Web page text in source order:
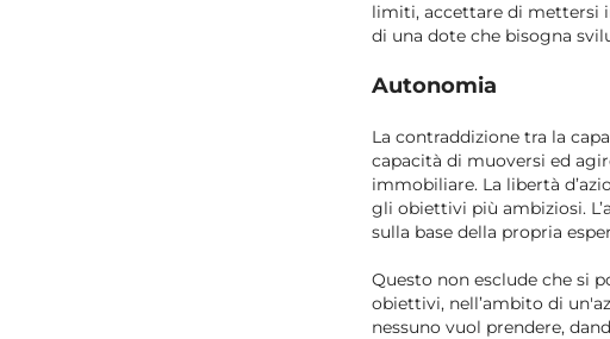
limiti, accettare di mettersi
di una dote che bisogna
Autonomia
La contraddizione tra la
capacità di muoversi ed
immobiliare. La libertà
gli obiettivi più ambiziosi.
sulla base della propria
Questo non esclude che si
obiettivi, nell’ambito di
nessuno vuol prendere,